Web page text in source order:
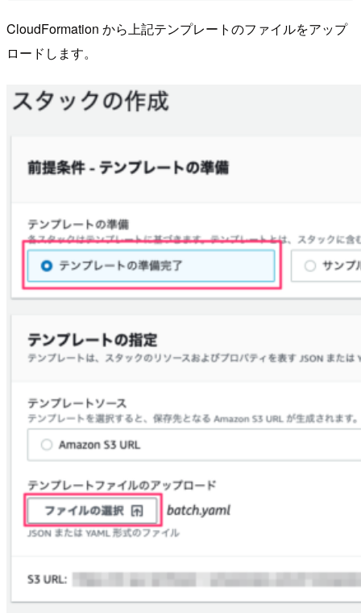
CloudFormation から上記テンプレートのファイルをアップ
ロードします。